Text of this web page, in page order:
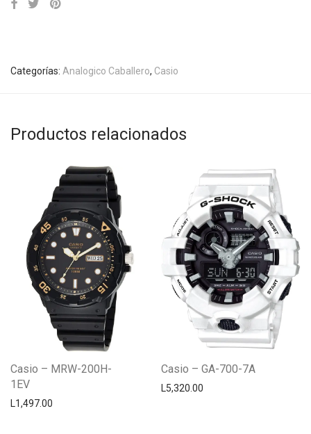
Categorías: Analogico Caballero, Casio
Productos relacionados
Casio – MRW-200H-
1EV
L1,497.00
Casio – GA-700-7A
L5,320.00